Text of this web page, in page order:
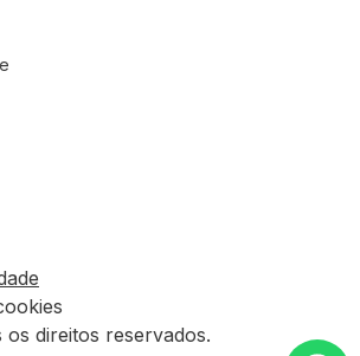
direitos reservados.